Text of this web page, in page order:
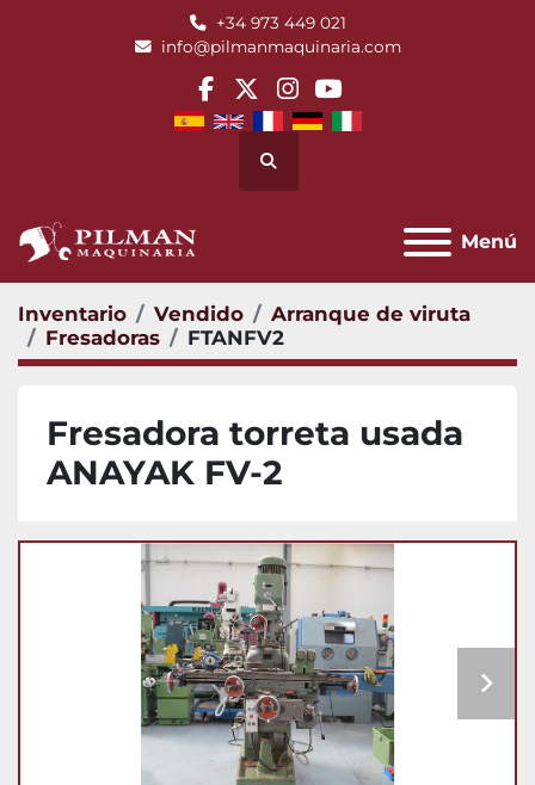
+34 973 449 021
info@pilmanmaquinaria.com
facebook
twitterinstagram
youtube
Buscar
Menú
Inventario Vendido
Arranque de viruta
Fresadoras
FTANFV2
Fresadora torreta usada
ANAYAK FV-2